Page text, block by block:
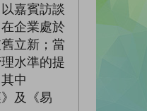
嘉賓訪談
企業處於
立新；當
水準的提
中
及《易